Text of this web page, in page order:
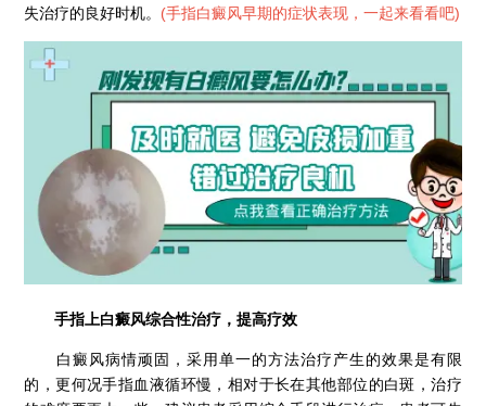
失治疗的良好时机。 (手指白癜风早期的症状表现，一起来看看吧)
手指上白癜风综合性治疗，提高疗效
白癜风病情顽固，采用单一的方法治疗产生的效果是有限
的，更何况手指血液循环慢，相对于长在其他部位的白斑，治疗